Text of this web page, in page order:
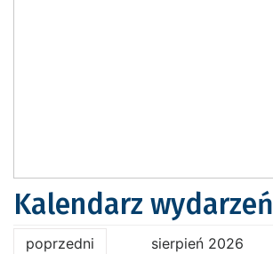
Kalendarz wydarzeń
poprzedni sierpień 2026